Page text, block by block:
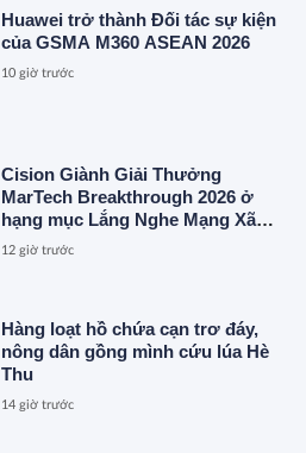
Huawei trở thành Đối tác sự kiện
của GSMA M360 ASEAN 2026
10 giờ trước
Cision Giành Giải Thưởng
MarTech Breakthrough 2026 ở
hạng mục Lắng Nghe Mạng Xã
Hội, Phân Phối Thông Cáo Báo
12 giờ trước
Hàng loạt hồ chứa cạn trơ đáy,
nông dân gồng mình cứu lúa Hè
Thu
14 giờ trước